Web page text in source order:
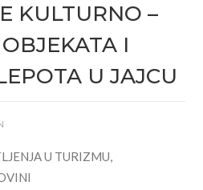
KULTURNO –
I
U JAJCU
U TURIZMU,